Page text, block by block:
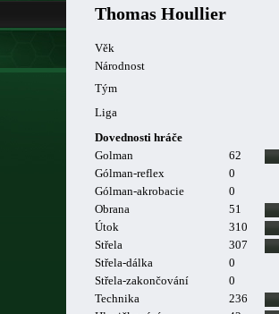
Thomas Houllier
Věk
Národnost
Tým
Liga
Dovednosti hráče
Golman
62
Gólman-reflex
0
Gólman-akrobacie
0
Obrana
51
Útok
310
Střela
307
Střela-dálka
0
Střela-zakončování
0
Technika
236